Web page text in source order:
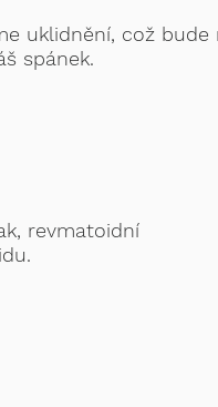
uklidnění, což bude
spánek.
revmatoidní